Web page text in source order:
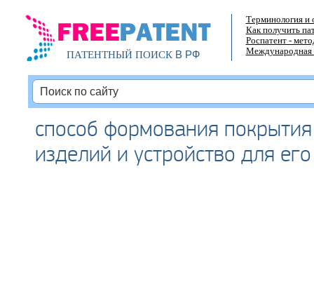
ПАТЕНТНЫЙ ПОИСКВ РФ
Терминология и
Как получить
Роспатент -
Международная
способ формования
изделий и устройство для